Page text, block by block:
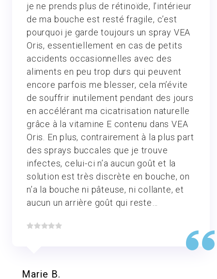
je ne prends plus de rétinoïde, l’intérieur
de ma bouche est resté fragile, c’est
pourquoi je garde toujours un spray VEA
Oris, essentiellement en cas de petits
accidents occasionnelles avec des
aliments en peu trop durs qui peuvent
encore parfois me blesser, cela m’évite
de souffrir inutilement pendant des jours
en accélérant ma cicatrisation naturelle
grâce à la vitamine E contenu dans VEA
Oris. En plus, contrairement à la plus part
des sprays buccales que je trouve
infectes, celui-ci n’a aucun goût et la
solution est très discrète en bouche, on
n’a la bouche ni pâteuse, ni collante, et
aucun un arrière goût qui reste…
Marie B.